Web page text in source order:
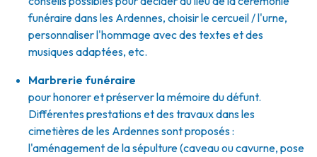
funéraire dans les Ardennes, choisir le cercueil / l'urne,
personnaliser l'hommage avec des textes et des
musiques adaptées, etc.
Marbrerie funéraire
pour honorer et préserver la mémoire du défunt.
Différentes prestations et des travaux dans les
cimetières de les Ardennes sont proposés :
l'aménagement de la sépulture (caveau ou cavurne, pose